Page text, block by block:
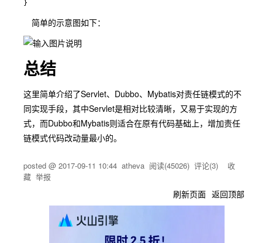
简单的示意图如下：
总结
这里简单介绍了Servlet、Dubbo、Mybatis对责任链模式的不
同实现手段，其中Servlet是相对比较清晰，又易于实现的方
式，而Dubbo和Mybatis则适合在原有代码基础上，增加责任
链模式代码改动量最小的。
posted @ 2017-09-11 10:44 atheva 阅读(45026) 评论(3) 收
藏 举报
刷新页面 返回顶部